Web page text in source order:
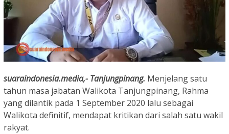
suaraindonesia.media,- Tanjungpinang. Menjelang satu
tahun masa jabatan Walikota Tanjungpinang, Rahma
yang dilantik pada 1 September 2020 lalu sebagai
Walikota definitif, mendapat kritikan dari salah satu wakil
rakyat.